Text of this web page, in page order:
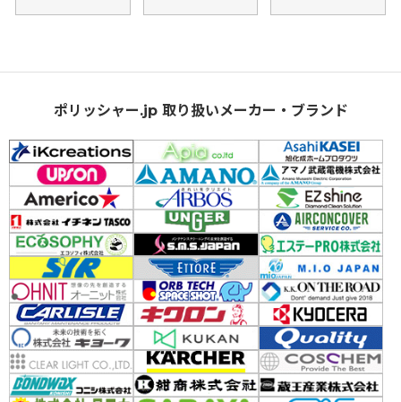
ポリッシャー.jp 取り扱いメーカー・ブランド